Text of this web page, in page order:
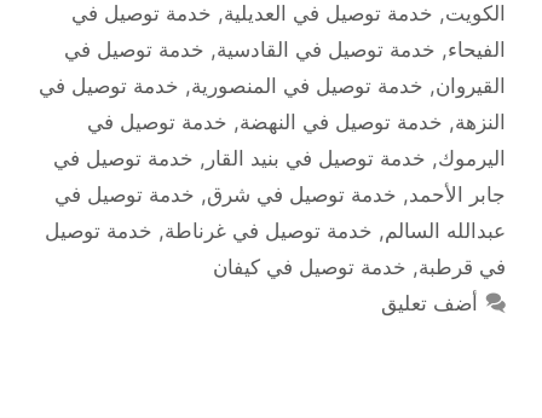
الكويت, خدمة توصيل في العديلية, خدمة توصيل في
الفيحاء, خدمة توصيل في القادسية, خدمة توصيل في
القيروان, خدمة توصيل في المنصورية, خدمة توصيل في
النزهة, خدمة توصيل في النهضة, خدمة توصيل في
اليرموك, خدمة توصيل في بنيد القار , خدمة توصيل في
جابر الأحمد, خدمة توصيل في شرق, خدمة توصيل في
عبدالله السالم, خدمة توصيل في غرناطة, خدمة توصيل
في قرطبة, خدمة توصيل في كيفان
أضف تعليق